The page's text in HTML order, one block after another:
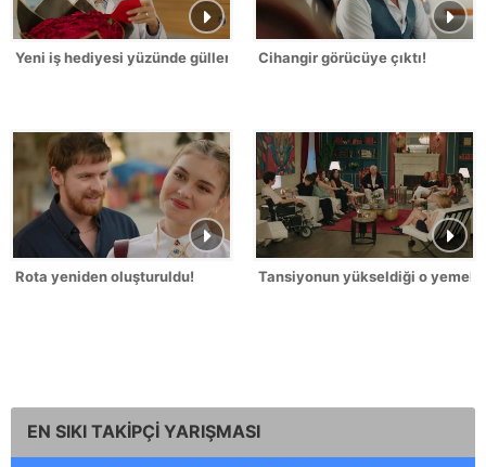
Yeni iş hediyesi yüzünde güller açtırdı!Cihangir görücüye çıktı!
Rota yeniden oluşturuldu! Tansiyonun yükseldiği o yemek!
EN SIKI TAKİPÇİ YARIŞMASI